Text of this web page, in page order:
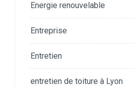
Energie renouvelable
Entreprise
Entretien
entretien de toiture à Lyon